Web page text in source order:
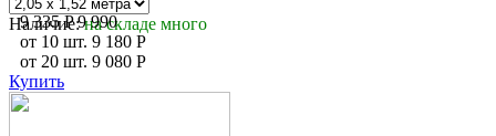
Наличие: на складе много
9 335 P 9 990
от 10 шт. 9 180 P
от 20 шт. 9 080 P
Купить